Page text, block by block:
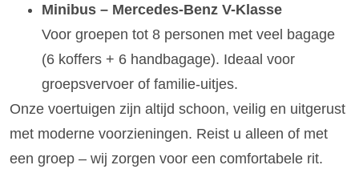
Minibus – Mercedes-Benz V-Klasse
Voor groepen tot 8 personen met veel bagage
(6 koffers + 6 handbagage). Ideaal voor
groepsvervoer of familie-uitjes.
Onze voertuigen zijn altijd schoon, veilig en uitgerust
met moderne voorzieningen. Reist u alleen of met
een groep – wij zorgen voor een comfortabele rit.